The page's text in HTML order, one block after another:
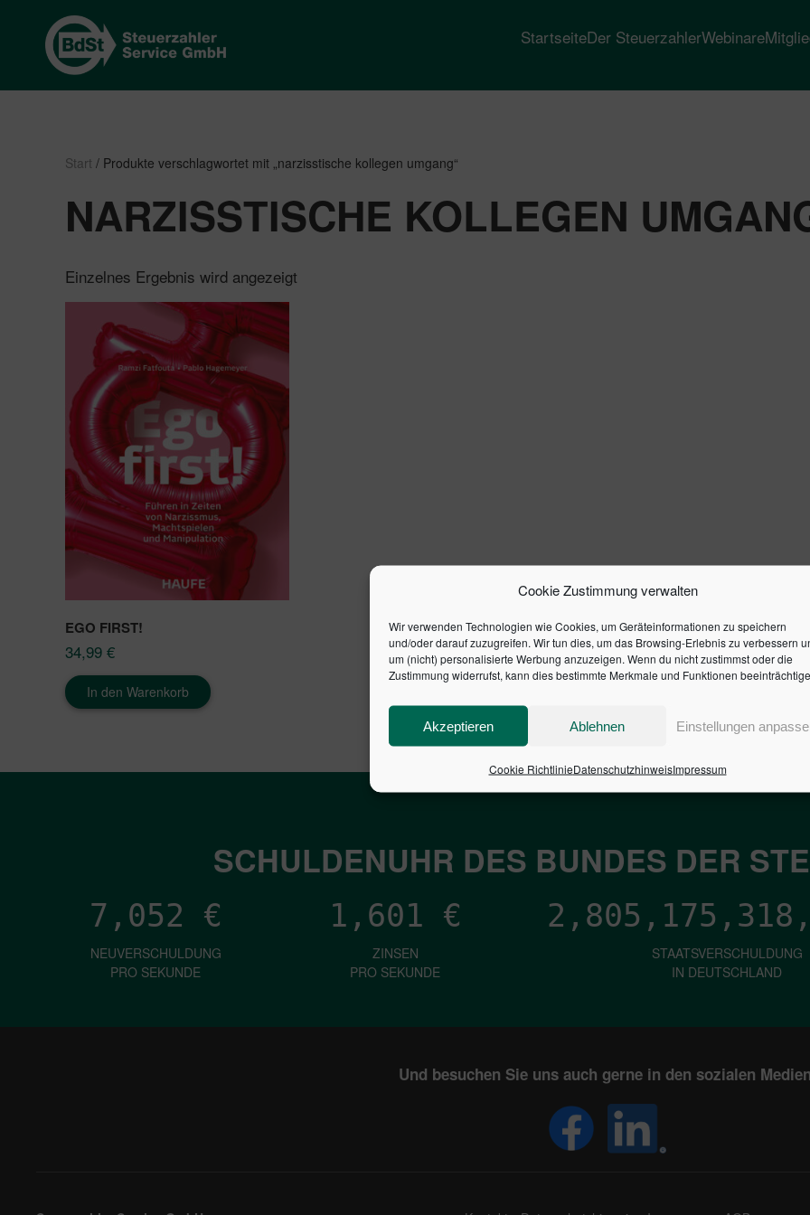
Cookie Zustimmung verwalten
Wir verwenden Technologien wie Cookies, um Geräteinformationen zu speichern
und/oder darauf zuzugreifen. Wir tun dies, um das Browsing-Erlebnis zu verbessern
um (nicht) personalisierte Werbung anzuzeigen. Wenn du nicht zustimmst oder die
Zustimmung widerrufst, kann dies bestimmte Merkmale und Funktionen
Akzeptieren Ablehnen Einstellungen
Cookie RichtlinieDatenschutzhinweisImpressum
StartseiteDer SteuerzahlerWebinare
Start / Produkte verschlagwortet mit „narzisstische kollegen umgang“
NARZISSTISCHE KOLLEGEN
Einzelnes Ergebnis wird angezeigt
EGO FIRST!
34,99 €
In den Warenkorb
SCHULDENUHR DES BUNDES DER
7,052 €
NEUVERSCHULDUNG
PRO SEKUNDE
1,601 €
ZINSEN
PRO SEKUNDE
STAATSVERSCHULDUNG
IN DEUTSCHLAND
Und besuchen Sie uns auch gerne in den sozialen